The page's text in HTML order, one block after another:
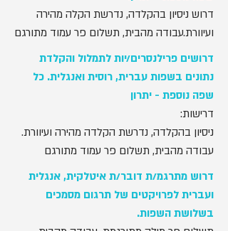
דרוש ניסיון בהקלדה, נדרשת הקלה מהירה
ועיוורת.עבודה מהבית, תשלום פר עמוד מתורגם
דרושים פרילנסרים/יות לתמלול והקלדת
נתונים בשפות עברית, רוסית ואנגלית. כל
שפה נוספת - יתרון
דרישות:
ניסיון בהקלדה, נדרשת הקלדה מהירה ועיוורת.
עבודה מהבית, תשלום פר עמוד מתורגם
דרוש מתרגמ/ת דובר/ת איטלקית, אנגלית
ועברית לפרויקטים של תרגום מסמכים
בשלושת השפות.